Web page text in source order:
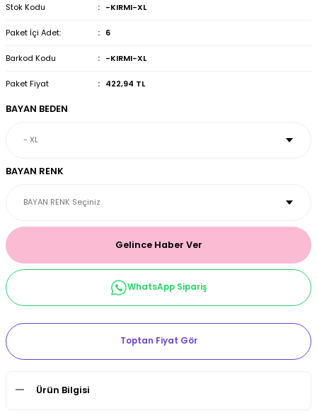
& Büstiyer Takım
Stok Kodu -KIRMI-XL
Paket İçi Adet: 6
Barkod Kodu -KIRMI-XL
Paket Fiyat 422,94 TL
BAYAN BEDEN
BAYAN RENK
Gelince Haber Ver
WhatsApp Sipariş
Toptan Fiyat Gör
Ürün Bilgisi